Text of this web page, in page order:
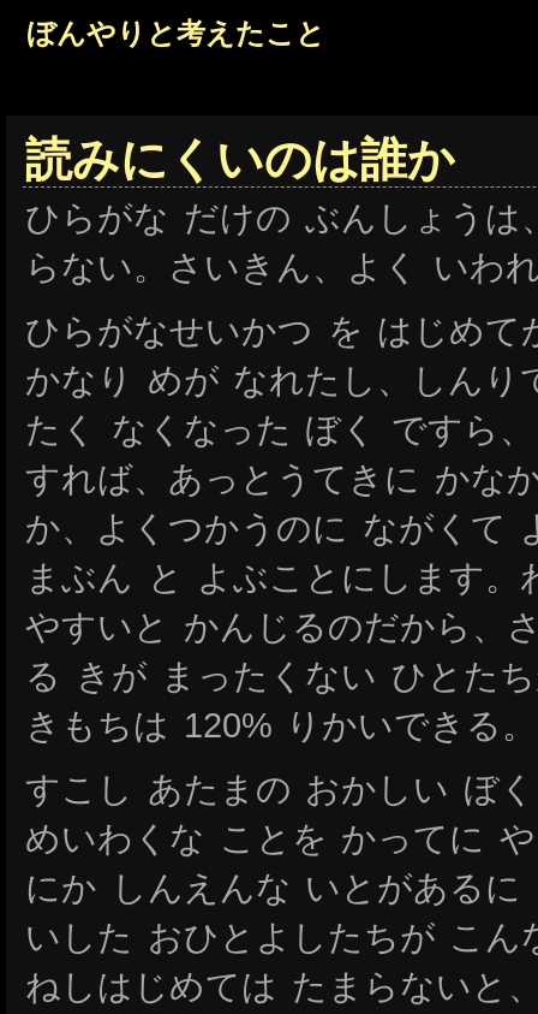
ぼんやりと考えたこと
読みにくいのは誰か
ひらがな だけの ぶんしょうは
らない。さいきん、よく いわ
ひらがなせいかつ を はじめ
かなり めが なれたし、しん
たく なくなった ぼく ですら
すれば、あっとうてきに かな
か、よくつかうのに ながくて
まぶん と よぶことにします
やすいと かんじるのだから、
る きが まったくない ひとた
きもちは 120% りかいできる。
すこし あたまの おかしい ぼ
めいわくな ことを かってに
にか しんえんな いとがある
いした おひとよしたちが こん
ねしはじめては たまらないと